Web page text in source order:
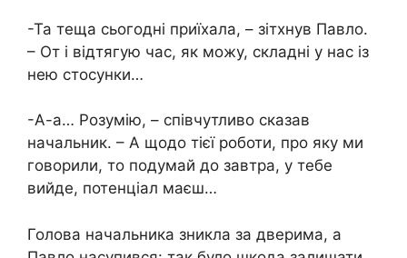
-Та теща сьогодні приїхала, – зітхнув Павло.
– От і відтягую час, як можу, складні у нас із
нею стосунки…
-А-а… Розумію, – співчутливо сказав
начальник. – А щодо тієї роботи, про яку ми
говорили, то подумай до завтра, у тебе
вийде, потенціал маєш…
Голова начальника зникла за дверима, а